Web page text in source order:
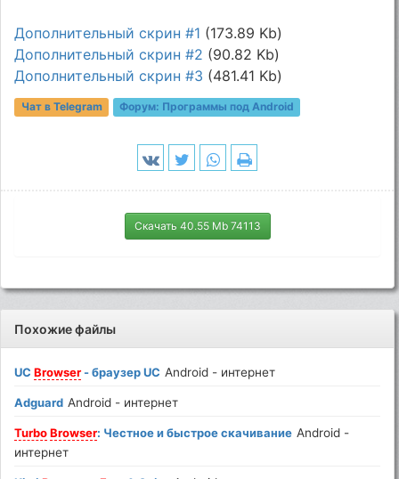
Дополнительный скрин #1 (173.89 Kb)
Дополнительный скрин #2 (90.82 Kb)
Дополнительный скрин #3 (481.41 Kb)
Чат в Telegram Форум: Программы под Android
Скачать 40.55 Mb 74113
Похожие файлы
UCBrowser - браузер UC Android - интернет
Adguard Android - интернет
Turbo Browser: Честное и быстрое скачивание Android -
интернет